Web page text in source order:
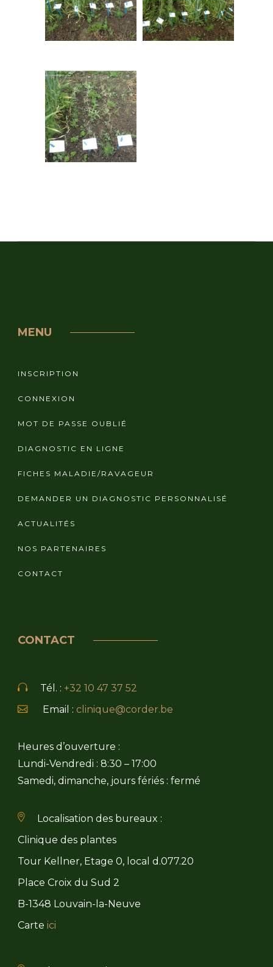
MENU
INSCRIPTION
CONNEXION
MOT DE PASSE OUBLIÉ
DIAGNOSTIC EN LIGNE
FICHES MALADIE/RAVAGEUR
DEMANDER UN DIAGNOSTIC PERSONNALISÉ
ACTUALITÉS
NOS PARTENAIRES
CONTACT
CONTACT
Tél. : +32 10 47 37 52
Email : clinique@corder.be
Heures d’ouverture :
Lundi-Vendredi : 8:30 – 17:00
Samedi, dimanche, jours fériés : fermé
Localisation des bureaux :
Clinique des plantes
Tour Kellner, Etage 0, local d.077.20
Place Croix du Sud 2
B-1348 Louvain-la-Neuve
Carte ici